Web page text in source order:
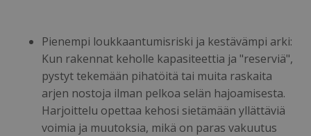
Pienempi loukkaantumisriski ja kestävämpi arki:
Kun rakennat keholle kapasiteettia ja "reserviä",
pystyt tekemään pihatöitä tai muita raskaita
arjen nostoja ilman pelkoa selän hajoamisesta.
Harjoittelu opettaa kehosi sietämään yllättäviä
voimia ja muutoksia, mikä on paras vakuutus